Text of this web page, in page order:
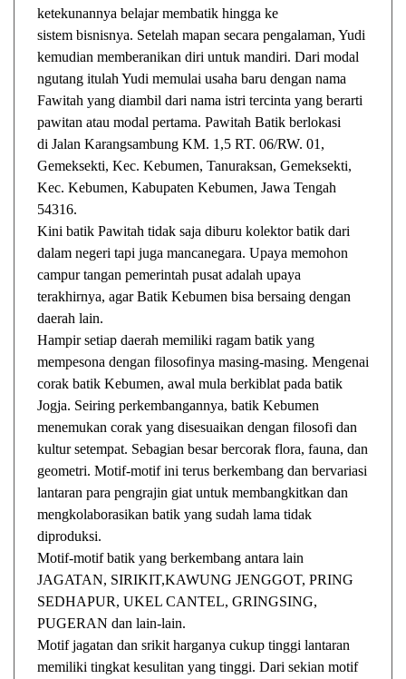
ketekunannya belajar membatik hingga ke
sistem bisnisnya. Setelah mapan secara pengalaman, Yudi
kemudian memberanikan diri untuk mandiri. Dari modal
ngutang itulah Yudi memulai usaha baru dengan nama
Fawitah yang diambil dari nama istri tercinta yang berarti
pawitan atau modal pertama. Pawitah Batik berlokasi
di Jalan Karangsambung KM. 1,5 RT. 06/RW. 01,
Gemeksekti, Kec. Kebumen, Tanuraksan, Gemeksekti,
Kec. Kebumen, Kabupaten Kebumen, Jawa Tengah
54316.
Kini batik Pawitah tidak saja diburu kolektor batik dari
dalam negeri tapi juga mancanegara. Upaya memohon
campur tangan pemerintah pusat adalah upaya
terakhirnya, agar Batik Kebumen bisa bersaing dengan
daerah lain.
Hampir setiap daerah memiliki ragam batik yang
mempesona dengan filosofinya masing-masing. Mengenai
corak batik Kebumen, awal mula berkiblat pada batik
Jogja. Seiring perkembangannya, batik Kebumen
menemukan corak yang disesuaikan dengan filosofi dan
kultur setempat. Sebagian besar bercorak flora, fauna, dan
geometri. Motif-motif ini terus berkembang dan bervariasi
lantaran para pengrajin giat untuk membangkitkan dan
mengkolaborasikan batik yang sudah lama tidak
diproduksi.
Motif-motif batik yang berkembang antara lain
JAGATAN, SIRIKIT,KAWUNG JENGGOT, PRING
SEDHAPUR, UKEL CANTEL, GRINGSING,
PUGERAN dan lain-lain.
Motif jagatan dan srikit harganya cukup tinggi lantaran
memiliki tingkat kesulitan yang tinggi. Dari sekian motif